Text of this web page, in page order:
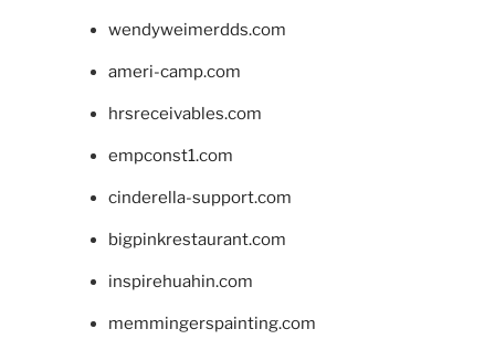
wendyweimerdds.com
ameri-camp.com
hrsreceivables.com
empconst1.com
cinderella-support.com
bigpinkrestaurant.com
inspirehuahin.com
memmingerspainting.com